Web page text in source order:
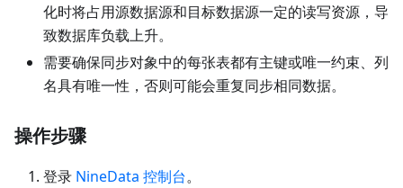
化时将占用源数据源和目标数据源一定的读写资源，导
致数据库负载上升。
需要确保同步对象中的每张表都有主键或唯一约束、列
名具有唯一性，否则可能会重复同步相同数据。
操作步骤
登录 NineData 控制台。